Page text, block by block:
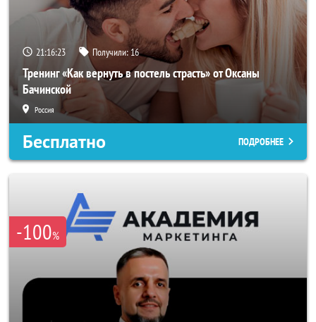
21:16:20 Получили: 16
Тренинг «Как вернуть в постель страсть» от Оксаны
Бачинской
Россия
Бесплатно ПОДРОБНЕЕ
-100%